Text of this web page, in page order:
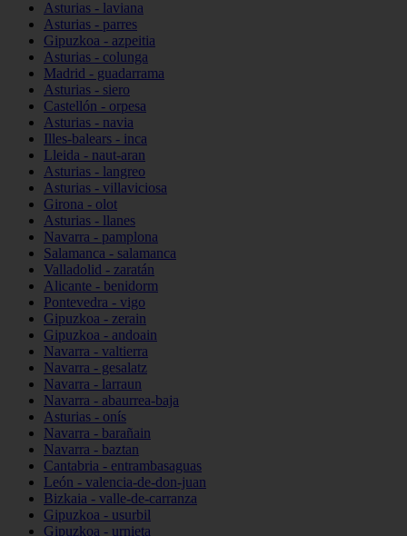
Asturias - laviana
Asturias - parres
Gipuzkoa - azpeitia
Asturias - colunga
Madrid - guadarrama
Asturias - siero
Castellón - orpesa
Asturias - navia
Illes-balears - inca
Lleida - naut-aran
Asturias - langreo
Asturias - villaviciosa
Girona - olot
Asturias - llanes
Navarra - pamplona
Salamanca - salamanca
Valladolid - zaratán
Alicante - benidorm
Pontevedra - vigo
Gipuzkoa - zerain
Gipuzkoa - andoain
Navarra - valtierra
Navarra - gesalatz
Navarra - larraun
Navarra - abaurrea-baja
Asturias - onís
Navarra - barañain
Navarra - baztan
Cantabria - entrambasaguas
León - valencia-de-don-juan
Bizkaia - valle-de-carranza
Gipuzkoa - usurbil
Gipuzkoa - urnieta